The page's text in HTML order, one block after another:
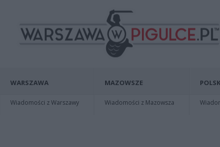
WARSZAWA
Wiadomości z Warszawy
MAZOWSZE
Wiadomości z Mazowsza